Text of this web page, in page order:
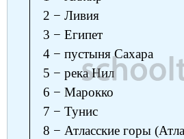
2 − Ливия
3 − Египет
4 − пустыня Сахара
5 − река Нил
6 − Марокко
7 − Тунис
8 − Атласские горы